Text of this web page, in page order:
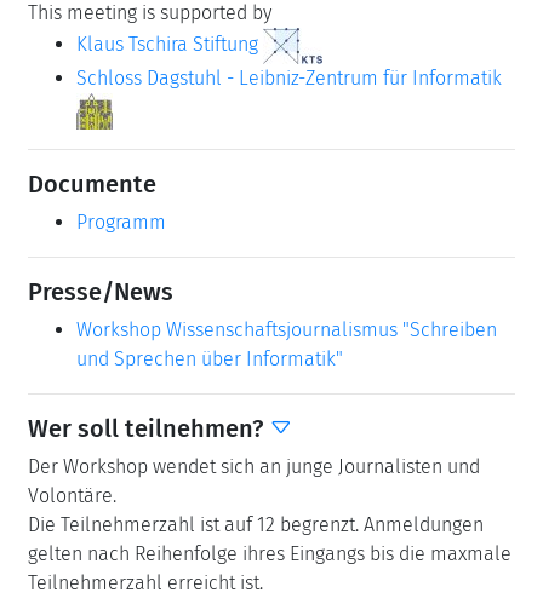
This meeting is supported by
Klaus Tschira Stiftung
Schloss Dagstuhl - Leibniz-Zentrum für Informatik
Documente
Programm
Presse/News
Workshop Wissenschaftsjournalismus "Schreiben
und Sprechen über Informatik"
Wer soll teilnehmen?
Der Workshop wendet sich an junge Journalisten und
Volontäre.
Die Teilnehmerzahl ist auf 12 begrenzt. Anmeldungen
gelten nach Reihenfolge ihres Eingangs bis die maxmale
Teilnehmerzahl erreicht ist.